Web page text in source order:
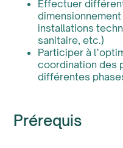
Effectuer
installations
sanitaire, etc.)
Participer à
coordination des
différentes
Prérequis